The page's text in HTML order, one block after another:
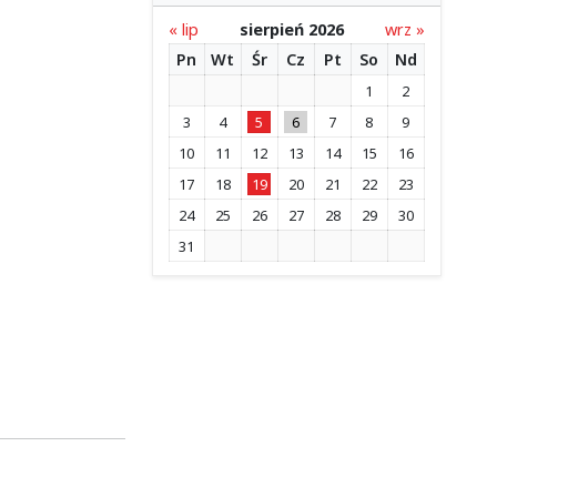
« lip sierpień 2026
wrz »
Pn
Wt Śr Cz Pt So Nd
1
2
3
4 5 6 7 8
9
10
11 12 13 14 15
16
17
18 19 20 21 22
23
24
25 26 27 28 29
30
31